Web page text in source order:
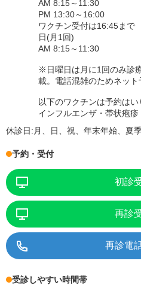
AM 8:15～11:30
PM 13:30～16:00
ワクチン受付は16:45まで
日(月1回)
AM 8:15～11:30
※日曜日は月に1回のみ診
載。電話混雑のためネット
以下のワクチンは予約はい
インフルエンザ・帯状疱
休診日: 月、日、祝、年末年始、夏
予約・受付
初診
再診
再診電
受診しやすい時間帯